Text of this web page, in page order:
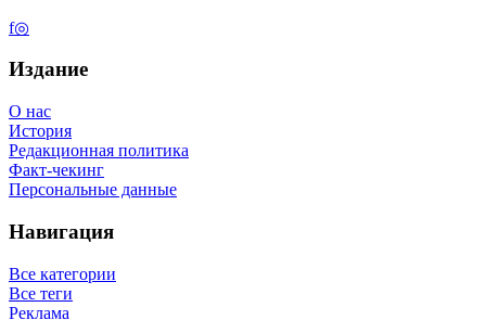
f◎
Издание
О нас
История
Редакционная политика
Факт-чекинг
Персональные данные
Навигация
Все категории
Все теги
Реклама